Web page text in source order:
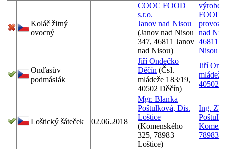
Koláč žitný
ovocný
COOC FOOD
s.r.o.
Janov nad Nisou
(Janov nad Nisou
347, 46811 Janov
nad Nisou)
FOOD
nad
46811
Nisou
Onďasův
podmáslák
Jiří Ondečko
Děčín (Čsl.
mládeže 183/19,
40502 Děčín)
Jiří
40502
Loštický šáteček 02.06.2018
Mgr. Blanka
Poštulková, Dis.
Loštice
(Komenského
325, 78983
Loštice)
Ing.
78983